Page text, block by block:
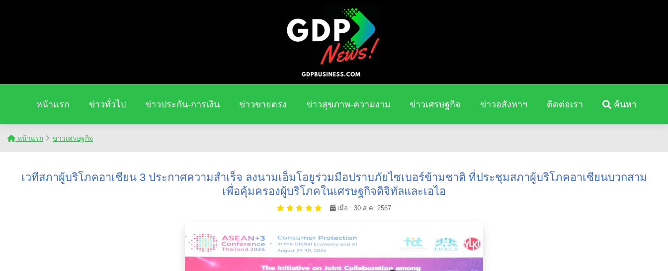
หน้าแรก ข่าวทั่วไป ข่าวประกัน-การเงิน ข่าวขายตรง ข่าวสุขภาพ-ความงาม ข่าวเศรษฐกิจ ข่าวอสังหาฯ ติดต่อเรา ค้นหา
หน้าแรก ข่าวเศรษฐกิจ
เวทีสภาผู้บริโภคอาเซียน 3 ประกาศความสำเร็จ ลงนามเอ็มโอยูร่วมมือปราบภัยไซเบอร์ข้ามชาติ ที่ประชุมสภาผู้บริโภคอาเซียนบวกสาม
เพื่อคุ้มครองผู้บริโภคในเศรษฐกิจดิจิทัลและเอไอ
เมื่อ : 30 ส.ค. 2567